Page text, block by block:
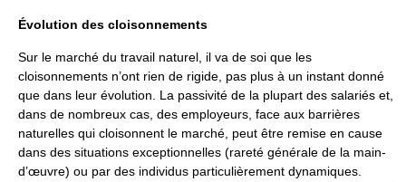
Évolution des cloisonnements
Sur le marché du travail naturel, il va de soi que les
cloisonnements n’ont rien de rigide, pas plus à un instant donné
que dans leur évolution. La passivité de la plupart des salariés et,
dans de nombreux cas, des employeurs, face aux barrières
naturelles qui cloisonnent le marché, peut être remise en cause
dans des situations exceptionnelles (rareté générale de la main-
d’œuvre) ou par des individus particulièrement dynamiques.